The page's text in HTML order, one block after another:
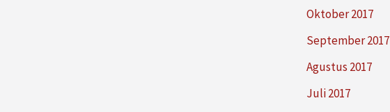
Oktober 2017
September 2017
Agustus 2017
Juli 2017